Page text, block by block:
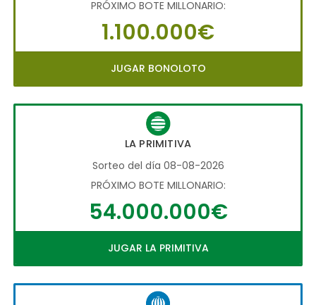
PRÓXIMO BOTE MILLONARIO:
1.100.000€
JUGAR BONOLOTO
LA PRIMITIVA
Sorteo del día 08-08-2026
PRÓXIMO BOTE MILLONARIO:
54.000.000€
JUGAR LA PRIMITIVA